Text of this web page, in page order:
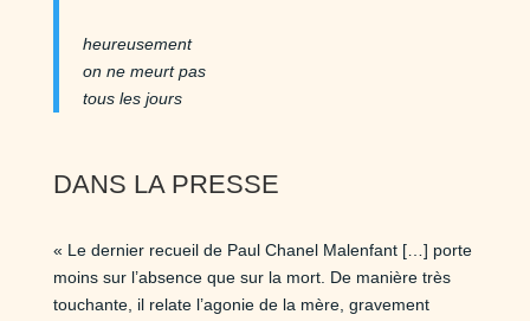
heureusement
on ne meurt pas
tous les jours
DANS LA PRESSE
« Le dernier recueil de Paul Chanel Malenfant […] porte
moins sur l’absence que sur la mort. De manière très
touchante, il relate l’agonie de la mère, gravement